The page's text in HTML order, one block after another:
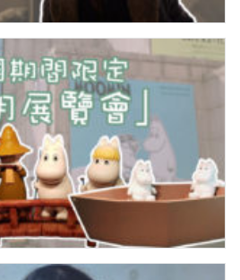
再演天才角色：《電流戰爭》